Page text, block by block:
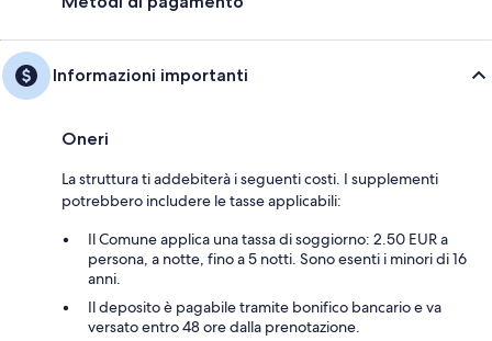
Informazioni importanti
Oneri
La struttura ti addebiterà i seguenti costi. I supplementi
potrebbero includere le tasse applicabili:
Il Comune applica una tassa di soggiorno: 2.50 EUR a
persona, a notte, fino a 5 notti. Sono esenti i minori di 16
anni.
Il deposito è pagabile tramite bonifico bancario e va
versato entro 48 ore dalla prenotazione.